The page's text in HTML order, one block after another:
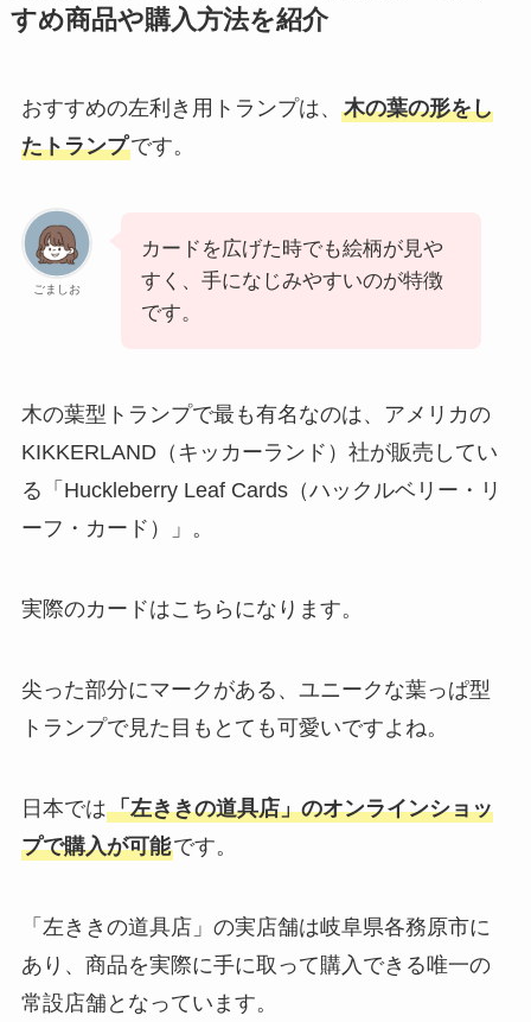
すめ商品や購入方法を紹介
おすすめの左利き用トランプは、 木の葉の形をし
たトランプです。
ごましお
カードを広げた時でも絵柄が見や
すく、手になじみやすいのが特徴
です。
木の葉型トランプで最も有名なのは、アメリカの
KIKKERLAND（キッカーランド）社が販売してい
る「Huckleberry Leaf Cards（ハックルベリー・リ
ーフ・カード）」。
実際のカードはこちらになります。
尖った部分にマークがある、ユニークな葉っぱ型
トランプで見た目もとても可愛いですよね。
日本では「左ききの道具店」のオンラインショッ
プで購入が可能です。
「左ききの道具店」の実店舗は岐阜県各務原市に
あり、商品を実際に手に取って購入できる唯一の
常設店舗となっています。